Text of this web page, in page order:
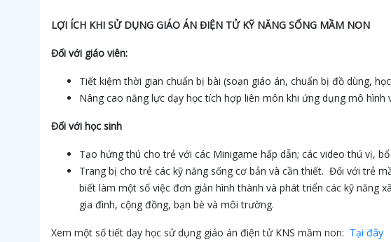
LỢI ÍCH KHI SỬ DỤNG GIÁO ÁN ĐIỆN TỬ KỸ NĂNG SỐNG MẦM NON
Đối với giáo viên:
Tiết kiệm thời gian chuẩn bị bài (soạn giáo án, chuẩn bị đồ dùng,
Nâng cao năng lực dạy học tích hợp liên môn khi ứng dụng mô hình
Đối với học sinh
Tạo hứng thú cho trẻ với các Minigame hấp dẫn; các video thú vị,
Trang bị cho trẻ các kỹ năng sống cơ bản và cần thiết. Đối với trẻ
biết làm một số việc đơn giản hình thành và phát triển các kỹ năng
gia đình, cộng đồng, bạn bè và môi trường.
Xem một số tiết dạy học sử dụng giáo án điện tử KNS mầm non: Tại đây